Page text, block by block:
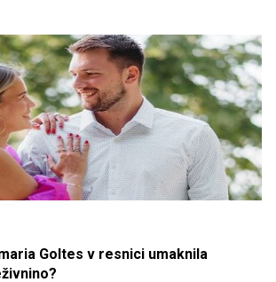
Goltes v resnici umaknila